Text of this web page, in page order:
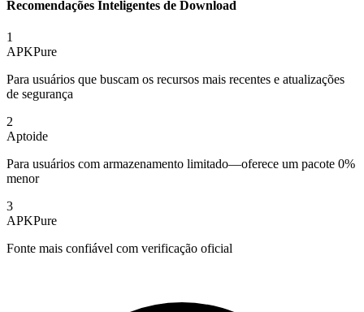
Recomendações Inteligentes de Download
1
APKPure
Para usuários que buscam os recursos mais recentes e atualizações
de segurança
2
Aptoide
Para usuários com armazenamento limitado—oferece um pacote 0%
menor
3
APKPure
Fonte mais confiável com verificação oficial